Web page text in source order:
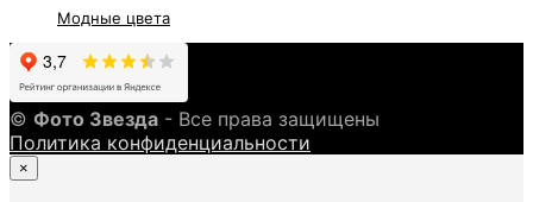
Модные цвета
© Фото Звезда - Все права защищены
Политика конфиденциальности
×